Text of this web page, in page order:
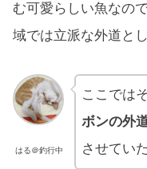
む可愛らしい魚なの
域では立派な外道と
はる＠釣行中
ここでは
ボンの外
させてい